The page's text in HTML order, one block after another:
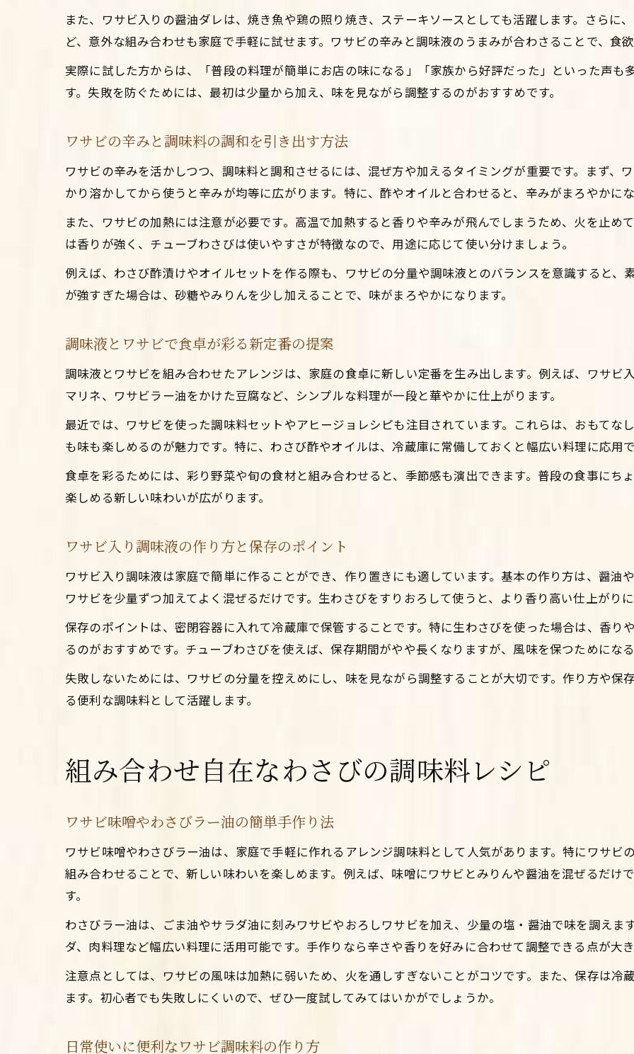
調味液とワサビ酢のバリエーション活用法
野菜や魚介に合うワサビ酢の使い方ポイント
ワサビの風味と酢の酸味を活かした応用術
辛みを活かすワサビの簡単アレンジ法
ワサビの辛みを一瞬で和らげるコツも紹介
生わさびとチューブの違いと活用ポイント
ワサビオイルやアヒージョへの応用も簡単
日常使いに人気ワサビ調味液の楽しみ方
ワサビ調味液を日常料理に手軽にプラスする
調味料とワサビの相性で広がる毎日の食卓
アレンジ自在なワサビ調味液の保存と活用法
また、ワサビ入りの醤油ダレは、焼き魚や鶏の照り焼き、ステーキソースとしても活躍します。さらに
ど、意外な組み合わせも家庭で手軽に試せます。ワサビの辛みと調味液のうまみが合わさることで、食
実際に試した方からは、「普段の料理が簡単にお店の味になる」「家族から好評だった」といった声
す。失敗を防ぐためには、最初は少量から加え、味を見ながら調整するのがおすすめです。
ワサビの辛みと調味料の調和を引き出す方法
ワサビの辛みを活かしつつ、調味料と調和させるには、混ぜ方や加えるタイミングが重要です。まず、
かり溶かしてから使うと辛みが均等に広がります。特に、酢やオイルと合わせると、辛みがまろやかに
また、ワサビの加熱には注意が必要です。高温で加熱すると香りや辛みが飛んでしまうため、火を止め
は香りが強く、チューブわさびは使いやすさが特徴なので、用途に応じて使い分けましょう。
例えば、わさび酢漬けやオイルセットを作る際も、ワサビの分量や調味液とのバランスを意識すると、
が強すぎた場合は、砂糖やみりんを少し加えることで、味がまろやかになります。
調味液とワサビで食卓が彩る新定番の提案
調味液とワサビを組み合わせたアレンジは、家庭の食卓に新しい定番を生み出します。例えば、ワサビ
マリネ、ワサビラー油をかけた豆腐など、シンプルな料理が一段と華やかに仕上がります。
最近では、ワサビを使った調味料セットやアヒージョレシピも注目されています。これらは、おもてな
も味も楽しめるのが魅力です。特に、わさび酢やオイルは、冷蔵庫に常備しておくと幅広い料理に応用
食卓を彩るためには、彩り野菜や旬の食材と組み合わせると、季節感も演出できます。普段の食事にち
楽しめる新しい味わいが広がります。
ワサビ入り調味液の作り方と保存のポイント
ワサビ入り調味液は家庭で簡単に作ることができ、作り置きにも適しています。基本の作り方は、醤油
ワサビを少量ずつ加えてよく混ぜるだけです。生わさびをすりおろして使うと、より香り高い仕上がり
保存のポイントは、密閉容器に入れて冷蔵庫で保管することです。特に生わさびを使った場合は、香り
るのがおすすめです。チューブわさびを使えば、保存期間がやや長くなりますが、風味を保つためにな
失敗しないためには、ワサビの分量を控えめにし、味を見ながら調整することが大切です。作り方や保
る便利な調味料として活躍します。
組み合わせ自在なわさびの調味料レシピ
ワサビ味噌やわさびラー油の簡単手作り法
ワサビ味噌やわさびラー油は、家庭で手軽に作れるアレンジ調味料として人気があります。特にワサビ
組み合わせることで、新しい味わいを楽しめます。例えば、味噌にワサビとみりんや醤油を混ぜるだけ
す。
わさびラー油は、ごま油やサラダ油に刻みワサビやおろしワサビを加え、少量の塩・醤油で味を調えま
ダ、肉料理など幅広い料理に活用可能です。手作りなら辛さや香りを好みに合わせて調整できる点が大
注意点としては、ワサビの風味は加熱に弱いため、火を通しすぎないことがコツです。また、保存は冷
ます。初心者でも失敗しにくいので、ぜひ一度試してみてはいかがでしょうか。
日常使いに便利なワサビ調味料の作り方
Instagramで予約・お問い合わせ
Instagramで予約・お問い合わせ